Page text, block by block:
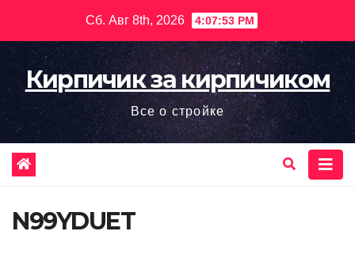
содержимому
Сб. Авг 8th, 2026 4:07:54 PM
Кирпичик за кирпичиком
Все о стройке
N99YDUET